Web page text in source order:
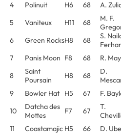
4
Polinuit H6 68 A.
5
Vaniteux H11 68
M. F.
6
Green RocksH8 68
S.
7
Panis Moon F8 68 R.
8
Saint
Poursain
H8 68
D.
9
Bowler Hat H5 67 F.
10
Datcha des
Mottes
F7 67
T.
11
Coastamajic H5 66 D.